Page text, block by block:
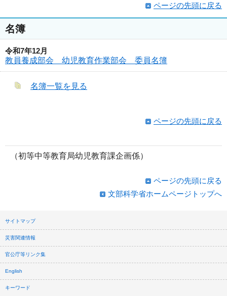
ページの先頭に戻る
名簿
令和7年12月
教員養成部会 幼児教育作業部会 委員名簿
名簿一覧を見る
ページの先頭に戻る
（初等中等教育局幼児教育課企画係）
ページの先頭に戻る
文部科学省ホームページトップへ
サイトマップ
災害関連情報
官公庁等リンク集
English
キーワード